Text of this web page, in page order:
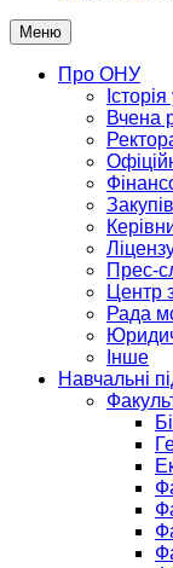
Меню
Про ОНУ
Вчена
Прес-
Центр
Рада
Інше
Навчальні